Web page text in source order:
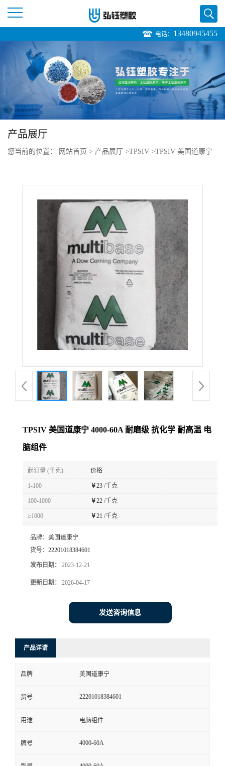
页
公
品
展
证
留
言
电话： 13480945455
产品展厅
您当前的位置： 网站首页 > 产品展厅 >TPSIV >TPSIV 美国道康宁
TPSIV 美国道康宁 4000-60A 耐磨级 抗化学 耐高温 电
脑组件
起订量 (千克) 价格
1-100 ￥23 /千克
100-1000 ￥22 /千克
≥1000 ￥21 /千克
品牌： 美国道康宁
货号： 22201018384601
发布日期： 2023-12-21
更新日期： 2026-04-17
发送咨询信息
产品详请
品牌 美国道康宁
货号 22201018384601
用途 电脑组件
牌号 4000-60A